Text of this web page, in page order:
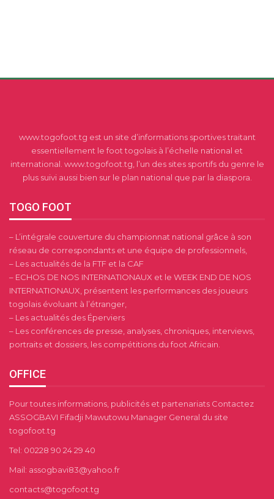
www.togofoot.tg est un site d’informations sportives traitant
essentiellement le foot togolais à l’échelle national et
international. www.togofoot.tg, l’un des sites sportifs du genre le
plus suivi aussi bien sur le plan national que par la diaspora.
TOGO FOOT
– L’intégrale couverture du championnat national grâce à son
réseau de correspondants et une équipe de professionnels,
– Les actualités de la FTF et la CAF
– ECHOS DE NOS INTERNATIONAUX et le WEEK END DE NOS
INTERNATIONAUX, présentent les performances des joueurs
togolais évoluant à l’étranger,
– Les actualités des Éperviers
– Les conférences de presse, analyses, chroniques, interviews,
portraits et dossiers, les compétitions du foot Africain.
OFFICE
Pour toutes informations, publicités et partenariats Contactez
ASSOGBAVI Fifadji Mawutowu Manager General du site
togofoot.tg
Tel: 00228 90 24 29 40
Mail: assogbavi83@yahoo.fr
contacts@togofoot.tg